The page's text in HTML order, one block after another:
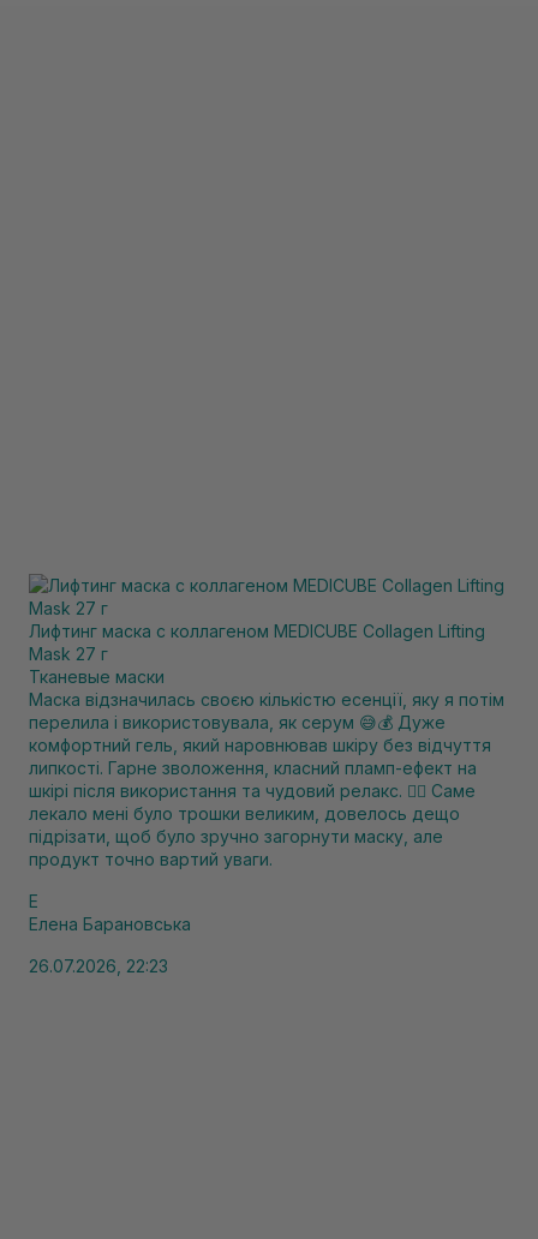
Лифтинг маска с коллагеном MEDICUBE Collagen Lifting
Mask 27 г
Тканевые маски
Маска відзначилась своєю кількістю есенції, яку я потім
перелила і використовувала, як серум 😅💰 Дуже
комфортний гель, який наровнював шкіру без відчуття
липкості. Гарне зволоження, класний пламп-ефект на
шкірі після використання та чудовий релакс. ❤️‍🔥 Саме
лекало мені було трошки великим, довелось дещо
підрізати, щоб було зручно загорнути маску, але
продукт точно вартий уваги.
Е
Елена Барановська
26.07.2026, 22:23